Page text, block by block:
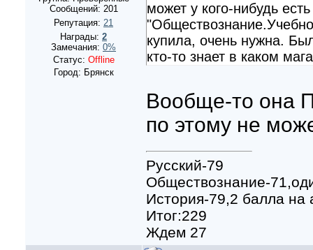
Сообщений: 201
Репутация: 21
Награды: 2
Замечания: 0%
Статус: Offline
Город: Брянск
может у кого-нибудь
купила, очень нужна.
кто-то знает в каком
Вообще-то она
по этому не
Русский-79
Обществознание-
История-79,2 балла на
Итог:229
Ждем 27